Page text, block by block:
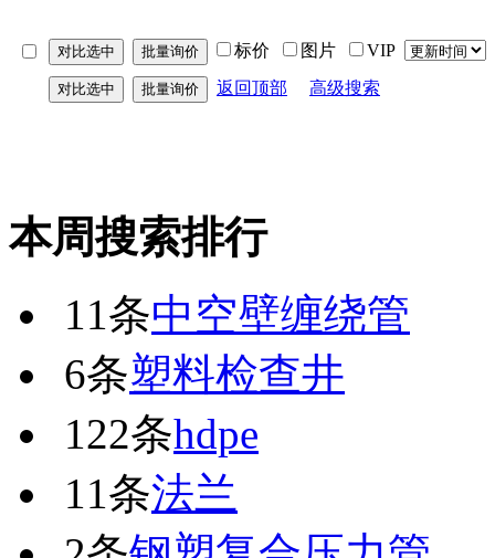
标价 图片
VIP
返回顶部
高级搜索
本周搜索排行
11条中空壁缠绕管
6条塑料检查井
122条hdpe
11条法兰